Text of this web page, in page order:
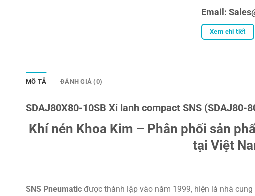
Email:
Xem chi tiết
MÔ TẢ ĐÁNH GIÁ (0)
SDAJ80X80-10SB Xi lanh compact SNS (SDAJ80-
Khí nén Khoa Kim – Phân phối sản
tại Việt
SNS Pneumatic được thành lập vào năm 1999, hiện là nhà